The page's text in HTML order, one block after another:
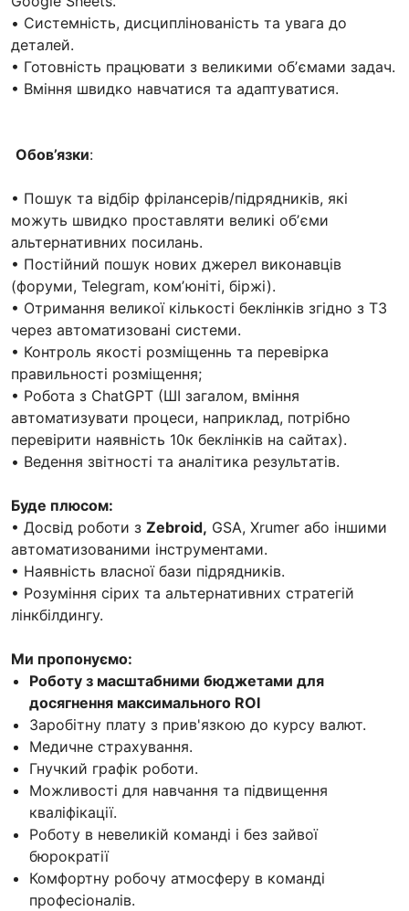
• Системність, дисциплінованість та увага до
деталей.
• Готовність працювати з великими обʼємами задач.
• Вміння швидко навчатися та адаптуватися.
Обов’язки:
• Пошук та відбір фрілансерів/підрядників, які
можуть швидко проставляти великі обʼєми
альтернативних посилань.
• Постійний пошук нових джерел виконавців
(форуми, Telegram, комʼюніті, біржі).
• Отримання великої кількості беклінків згідно з ТЗ
через автоматизовані системи.
• Контроль якості розміщеннь та перевірка
правильності розміщення;
• Робота з ChatGPT (ШІ загалом, вміння
автоматизувати процеси, наприклад, потрібно
перевірити наявність 10к беклінків на сайтах).
• Ведення звітності та аналітика результатів.
Буде плюсом:
• Досвід роботи з Zebroid, GSA, Xrumer або іншими
автоматизованими інструментами.
• Наявність власної бази підрядників.
• Розуміння сірих та альтернативних стратегій
лінкбілдингу.
Ми пропонуємо:
Роботу з масштабними бюджетами для
досягнення максимального ROI
Заробітну плату з прив'язкою до курсу валют.
Медичне страхування.
Гнучкий графік роботи.
Можливості для навчання та підвищення
кваліфікації.
Роботу в невеликій команді і без зайвої
бюрократії
Комфортну робочу атмосферу в команді
професіоналів.